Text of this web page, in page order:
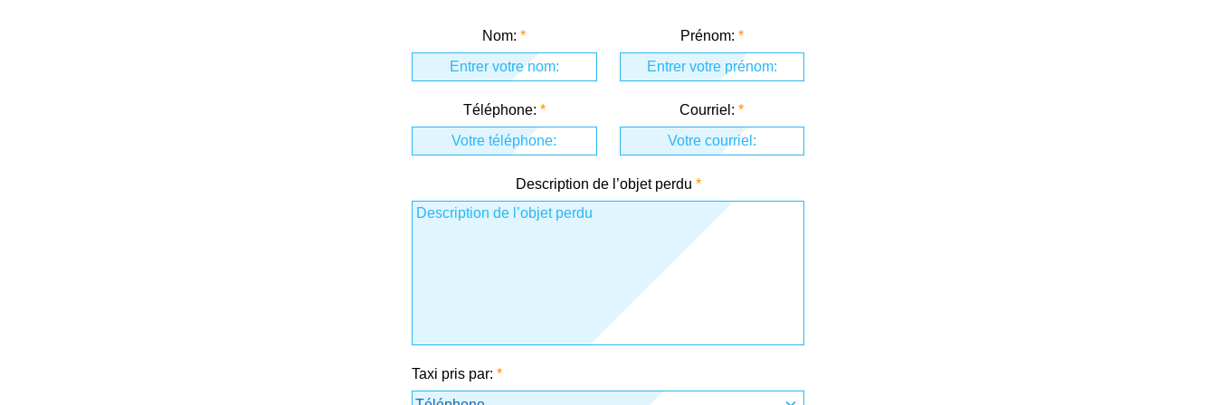
Nom: Prénom:
Téléphone: Courriel:
Description de l’objet perdu
Taxi pris par: